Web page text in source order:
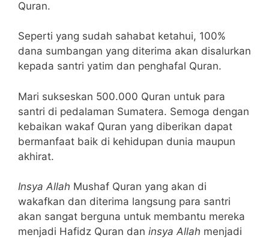
Quran.
Seperti yang sudah sahabat ketahui, 100%
dana sumbangan yang diterima akan disalurkan
kepada santri yatim dan penghafal Quran.
Mari sukseskan 500.000 Quran untuk para
santri di pedalaman Sumatera. Semoga dengan
kebaikan wakaf Quran yang diberikan dapat
bermanfaat baik di kehidupan dunia maupun
akhirat.
Insya Allah Mushaf Quran yang akan di
wakafkan dan diterima langsung para santri
akan sangat berguna untuk membantu mereka
menjadi Hafidz Quran dan insya Allah menjadi